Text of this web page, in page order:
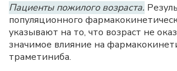
Пациенты пожилого возраста.
популяционного
указывают на то, что возраст не
значимое влияние на
траметиниба.